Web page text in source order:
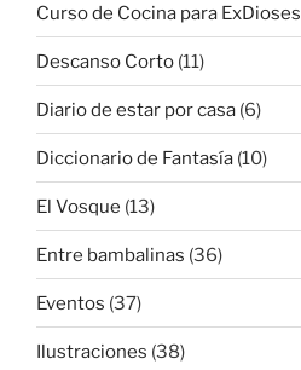
Curso de Cocina para ExDioses
Descanso Corto (11)
Diario de estar por casa (6)
Diccionario de Fantasía (10)
El Vosque (13)
Entre bambalinas (36)
Eventos (37)
Ilustraciones (38)